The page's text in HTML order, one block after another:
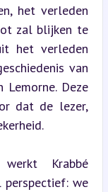
het verleden
zal blijken te
het verleden
van
Lemorne. Deze
dat de lezer,
Krabbé
perspectief: we